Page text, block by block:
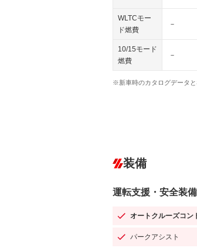
WLTCモー
ド燃費
－
10/15モード
燃費
－
※新車時のカタログデータと
装備
運転支援・安全装備
オートクルーズコン
パークアシスト